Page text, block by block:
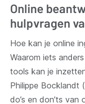
Online
hulpvragen
Hoe kan je online
Waarom iets
tools kan je
Philippe Bocklandt
do’s en don’ts van